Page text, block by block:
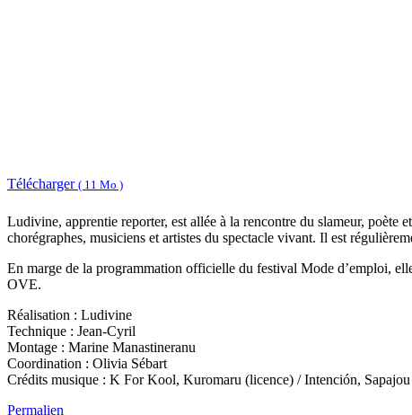
Télécharger ( 11 Mo )
Ludivine, apprentie reporter, est allée à la rencontre du slameur,
chorégraphes, musiciens et artistes du spectacle vivant. Il est
En marge de la programmation officielle du festival Mode d’emploi,
OVE.
Réalisation : Ludivine
Technique : Jean-Cyril
Montage : Marine Manastineranu
Coordination : Olivia Sébart
Crédits musique : K For Kool, Kuromaru (licence) / Intención,
Permalien